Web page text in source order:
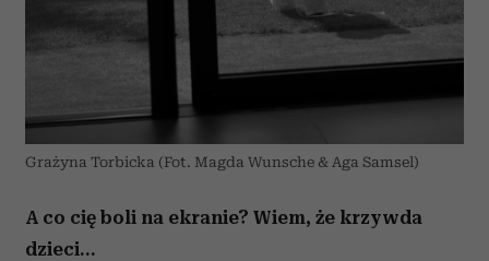
Grażyna Torbicka (Fot. Magda Wunsche & Aga Samsel)
A co cię boli na ekranie? Wiem, że krzywda
dzieci…